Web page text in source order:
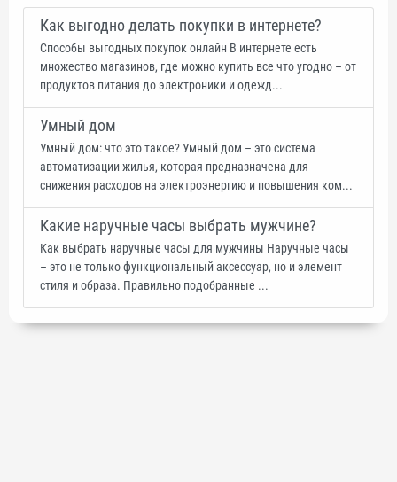
Как выгодно делать покупки в интернете?
Способы выгодных покупок онлайн В интернете есть
множество магазинов, где можно купить все что угодно – от
продуктов питания до электроники и одежд...
Умный дом
Умный дом: что это такое? Умный дом – это система
автоматизации жилья, которая предназначена для
снижения расходов на электроэнергию и повышения ком...
Какие наручные часы выбрать мужчине?
Как выбрать наручные часы для мужчины Наручные часы
– это не только функциональный аксессуар, но и элемент
стиля и образа. Правильно подобранные ...